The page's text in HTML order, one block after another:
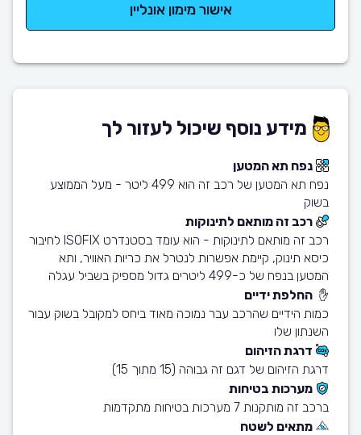
אישור מימון אונליין
מידע נוסף שיכול לעזור לך
נפח תא המטען
נפח תא המטען של רכב זה הוא 499 ליטר - מעל הממוצע
בשוק
רכב זה מותאם לתינוקות
רכב זה מותאם לתינוקות - הוא עומד בסטנדרט ISOFIX לחיבור
כיסא תינוק, קיימת אפשרות לנטרל את כריות האוויר, ותא
המטען בנפח של כ-499 ליטרים גדול מספיק בשביל עגלה
החלפת ידיים
כמות הידיים שהרכב עבר נמוכה מאוד ביחס למקובל בשוק עבור
השנתון שלו
דרגת הזיהום
דרגת הזיהום של דגם זה גבוהה (15 מתוך 15)
מערכות בטיחות
ברכב זה מותקנות 7 מערכות בטיחות מתקדמות
מתאים לשטח